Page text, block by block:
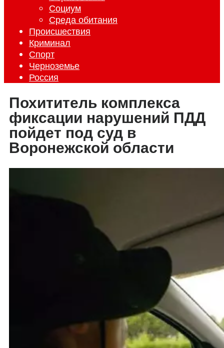
Социум
Среда обитания
Происшествия
Криминал
Спорт
Черноземье
Россия
Похититель комплекса
фиксации нарушений ПДД
пойдет под суд в
Воронежской области